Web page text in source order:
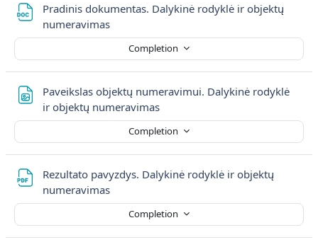
Pradinis dokumentas. Dalykinė rodyklė ir objektų
numeravimas
Completion
Paveikslas objektų numeravimui. Dalykinė rodyklė
ir objektų numeravimas
Completion
Rezultato pavyzdys. Dalykinė rodyklė ir objektų
numeravimas
Completion